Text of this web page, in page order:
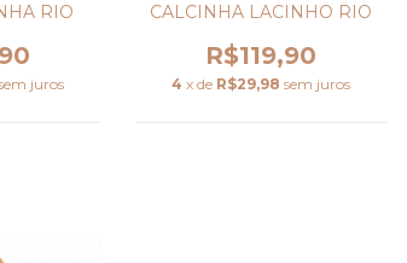
RIO
juros
CALCINHA LACINHO RIO
R$119,90
4 x de R$29,98 sem juros